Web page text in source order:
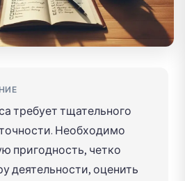
требует тщательного
Необходимо
пригодность, четко
деятельности, оценить